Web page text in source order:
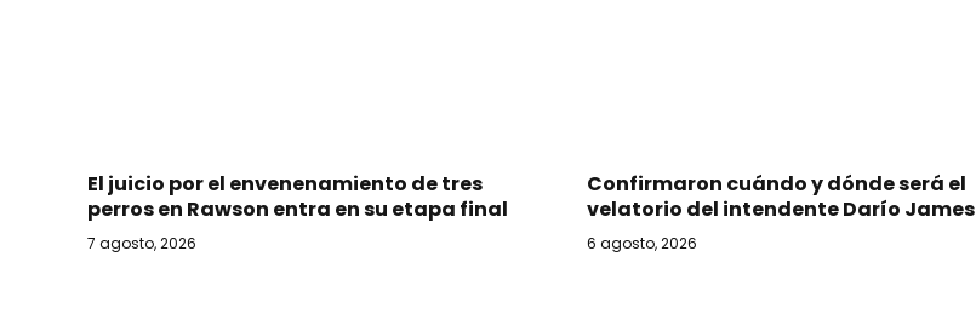
El juicio por el envenenamiento de tres
perros en Rawson entra en su etapa final
7 agosto, 2026
Confirmaron cuándo y dónde será el
velatorio del intendente Darío James
6 agosto, 2026